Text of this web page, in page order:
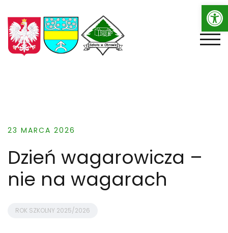
to
content
23 MARCA 2026
Dzień wagarowicza –
nie na wagarach
ROK SZKOLNY 2025/2026